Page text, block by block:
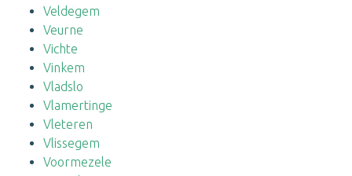
Veldegem
Veurne
Vichte
Vinkem
Vladslo
Vlamertinge
Vleteren
Vlissegem
Voormezele